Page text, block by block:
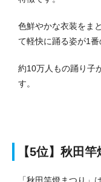
色鮮やかな衣装をま
て軽快に踊る姿が1番
約10万人もの踊り子
す。
【5位】秋田
「秋田竿燈まつり」